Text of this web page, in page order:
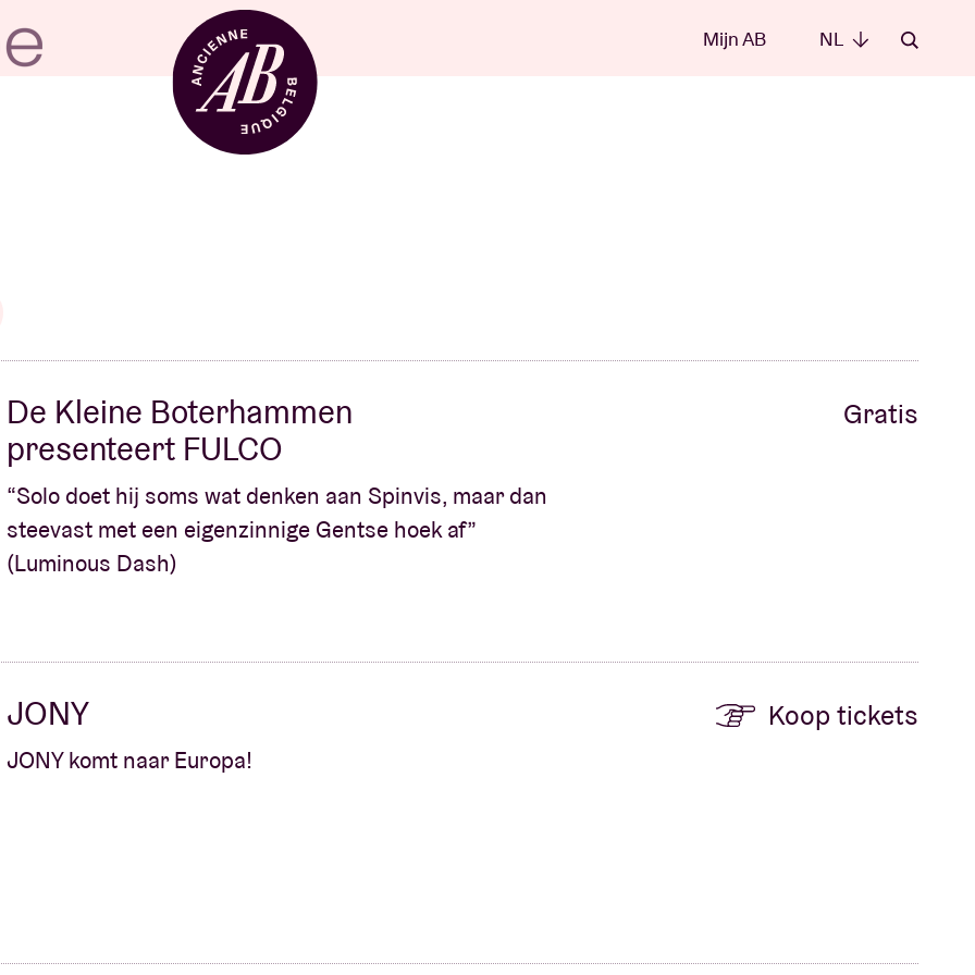
NL
ABtv
Concertcheque
Over AB
Mijn AB NL
De Kleine Boterhammen
presenteert FULCO
“Solo doet hij soms wat denken aan Spinvis, maar dan
steevast met een eigenzinnige Gentse hoek af”
(Luminous Dash)
Gratis
JONY
JONY komt naar Europa!
Koop tickets